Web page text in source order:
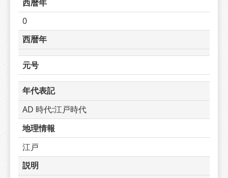
西暦年
0
西暦年
元号
年代表記
AD 時代:江戸時代
地理情報
江戸
説明